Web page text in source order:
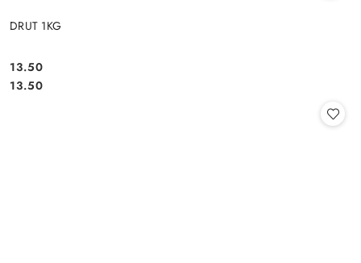
DRUT 1KG
Cena:
13.50
Cena:
13.50